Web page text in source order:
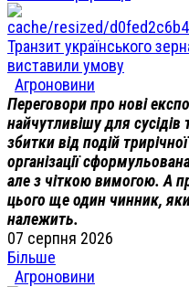
Транзит українського
виставили умову
Агроновини
Переговори про нові
найчутливішу для
збитки від подій
організації
але з чіткою вимогою. А
цього ще один чинник,
належить.
07 серпня 2026
Більше
Агроновини